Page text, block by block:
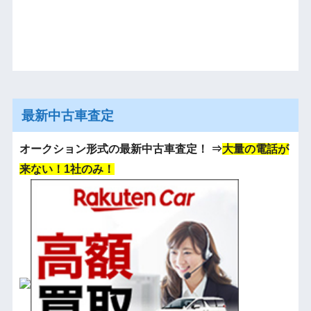
最新中古車査定
オークション形式の最新中古車査定！ ⇒大量の電話が
来ない！1社のみ！